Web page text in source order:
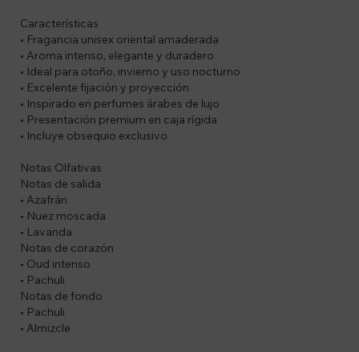
Características
• Fragancia unisex oriental amaderada
• Aroma intenso, elegante y duradero
• Ideal para otoño, invierno y uso nocturno
• Excelente fijación y proyección
• Inspirado en perfumes árabes de lujo
• Presentación premium en caja rígida
• Incluye obsequio exclusivo
Notas Olfativas
Notas de salida
• Azafrán
• Nuez moscada
• Lavanda
Notas de corazón
• Oud intenso
• Pachuli
Notas de fondo
• Pachuli
• Almizcle